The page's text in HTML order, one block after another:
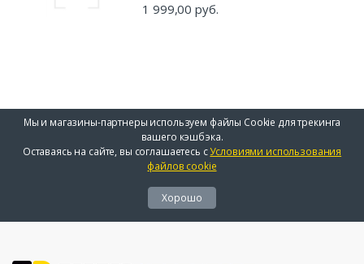
1 999,00 руб.
Мы и магазины-партнеры используем файлы Cookie для трекинга
вашего кэшбэка.
Оставаясь на сайте, вы соглашаетесь сУсловиями использования
файлов cookie
Хорошо